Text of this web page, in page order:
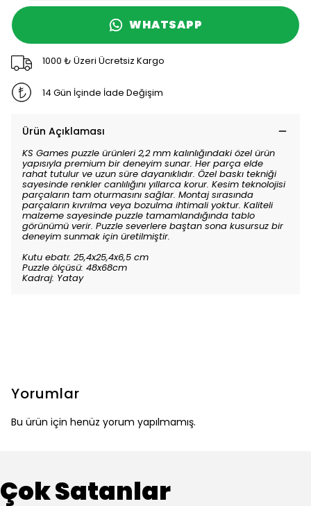
WHATSAPP
1000 ₺ Üzeri Ücretsiz Kargo
14 Gün İçinde İade Değişim
Ürün Açıklaması
KS Games puzzle ürünleri 2,2 mm kalınlığındaki özel ürün
yapısıyla premium bir deneyim sunar. Her parça elde
rahat tutulur ve uzun süre dayanıklıdır. Özel baskı tekniği
sayesinde renkler canlılığını yıllarca korur. Kesim teknolojisi
parçaların tam oturmasını sağlar. Montaj sırasında
parçaların kıvrılma veya bozulma ihtimali yoktur. Kaliteli
malzeme sayesinde puzzle tamamlandığında tablo
görünümü verir. Puzzle severlere baştan sona kusursuz bir
deneyim sunmak için üretilmiştir.
Kutu ebatı: 25,4x25,4x6,5 cm
Puzzle ölçüsü: 48x68cm
Kadraj: Yatay
Yorumlar
Bu ürün için henüz yorum yapılmamış.
Çok Satanlar